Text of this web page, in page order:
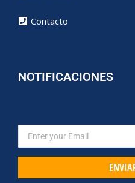
Contacto
NOTIFICACIONES